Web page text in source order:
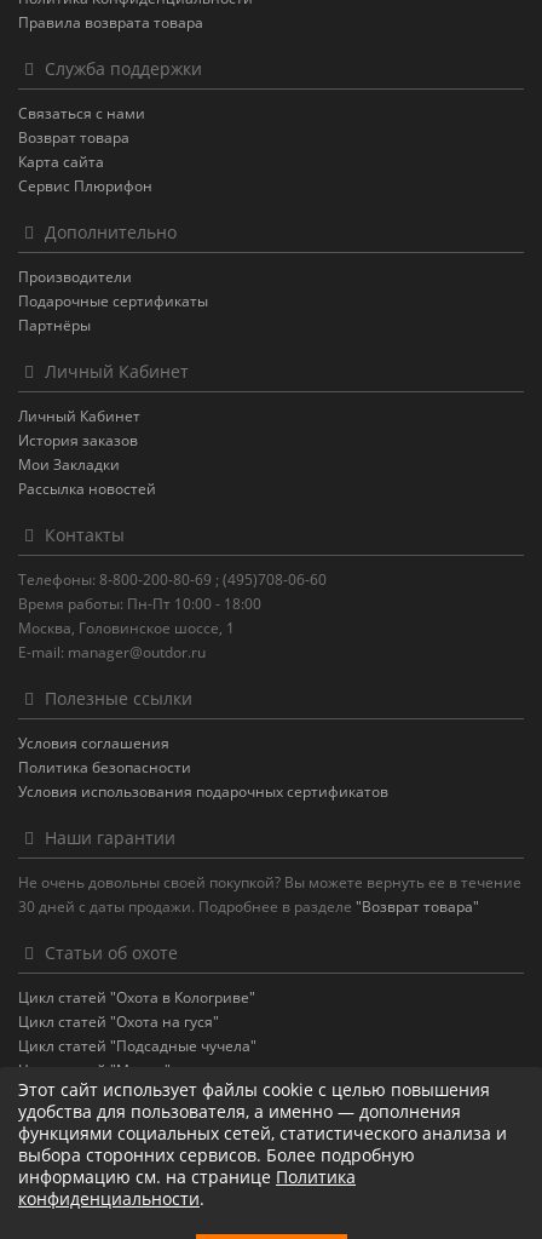
Правила возврата товара
Служба поддержки
Связаться с нами
Возврат товара
Карта сайта
Сервис Плюрифон
Дополнительно
Производители
Подарочные сертификаты
Партнёры
Личный Кабинет
Личный Кабинет
История заказов
Мои Закладки
Рассылка новостей
Контакты
Телефоны: 8-800-200-80-69 ; (495)708-06-60
Время работы: Пн-Пт 10:00 - 18:00
Москва, Головинское шоссе, 1
E-mail: manager@outdor.ru
Полезные ссылки
Условия соглашения
Политика безопасности
Условия использования подарочных сертификатов
Наши гарантии
Не очень довольны своей покупкой? Вы можете вернуть ее в течение
30 дней с даты продажи. Подробнее в разделе "Возврат товара"
Статьи об охоте
Цикл статей "Охота в Кологриве"
Цикл статей "Охота на гуся"
Цикл статей "Подсадные чучела"
Цикл статей "Манки"
Левая панель
Этот сайт использует файлы cookie с целью повышения
удобства для пользователя, а именно — дополнения
функциями социальных сетей, статистического анализа и
выбора сторонних сервисов. Более подробную
информацию см. на странице Политика
конфиденциальности.